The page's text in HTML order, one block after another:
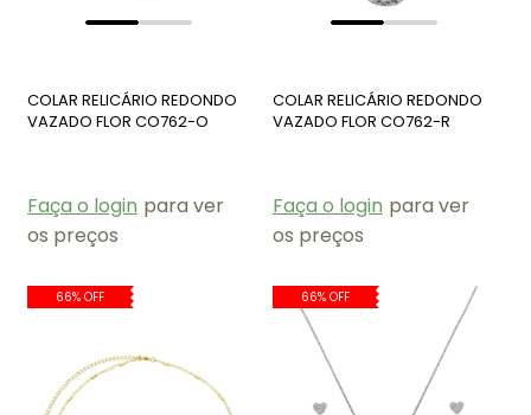
COLAR RELICÁRIO REDONDO
VAZADO FLOR CO762-O
Faça o login para ver
os preços
COLAR RELICÁRIO REDONDO
VAZADO FLOR CO762-R
Faça o login para ver
os preços
66% OFF 66% OFF